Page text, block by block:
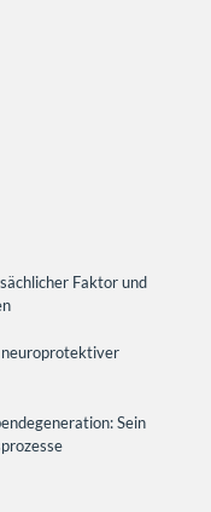
Faktor und
Sein